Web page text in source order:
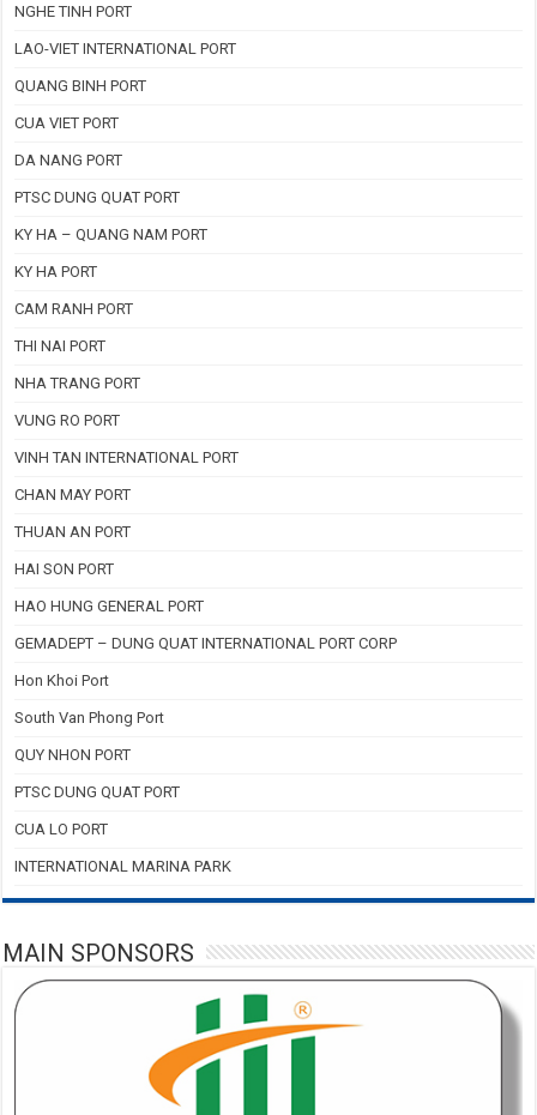
NGHE TINH PORT
LAO-VIET INTERNATIONAL PORT
QUANG BINH PORT
CUA VIET PORT
DA NANG PORT
PTSC DUNG QUAT PORT
KY HA – QUANG NAM PORT
KY HA PORT
CAM RANH PORT
THI NAI PORT
NHA TRANG PORT
VUNG RO PORT
VINH TAN INTERNATIONAL PORT
CHAN MAY PORT
THUAN AN PORT
HAI SON PORT
HAO HUNG GENERAL PORT
GEMADEPT – DUNG QUAT INTERNATIONAL PORT CORP
Hon Khoi Port
South Van Phong Port
QUY NHON PORT
PTSC DUNG QUAT PORT
CUA LO PORT
INTERNATIONAL MARINA PARK
MAIN SPONSORS